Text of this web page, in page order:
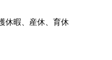
休暇、産休、育休